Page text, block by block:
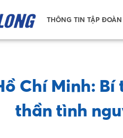
THÔNG TIN TẬP ĐOÀN
Chí Minh:
thần tình